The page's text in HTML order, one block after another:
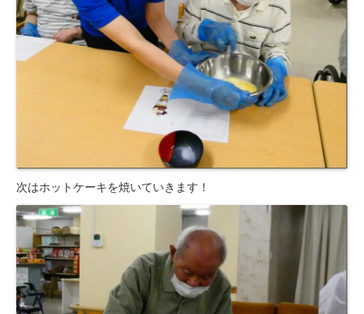
三田デイケア
滝町デイケア
浜松とよおか病院 健康管理センター
豊橋元町病院 健康管理センター
次はホットケーキを焼いていきます！